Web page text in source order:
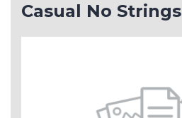
Casual No Strings